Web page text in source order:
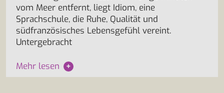
vom Meer entfernt, liegt Idiom, eine
Sprachschule, die Ruhe, Qualität und
südfranzösisches Lebensgefühl vereint.
Untergebracht
Mehr lesen +